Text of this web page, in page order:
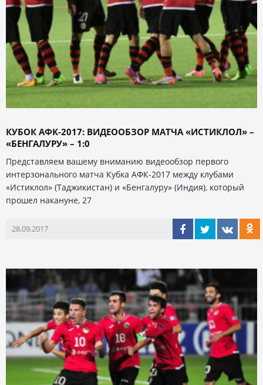
КУБОК АФК-2017: ВИДЕООБЗОР МАТЧА «ИСТИКЛОЛ» –
«БЕНГАЛУРУ» – 1:0
Представляем вашему вниманию видеообзор первого
интерзонального матча Кубка АФК-2017 между клубами
«Истиклол» (Таджикистан) и «Бенгалуру» (Индия), который
прошел накануне, 27
28.09.2017